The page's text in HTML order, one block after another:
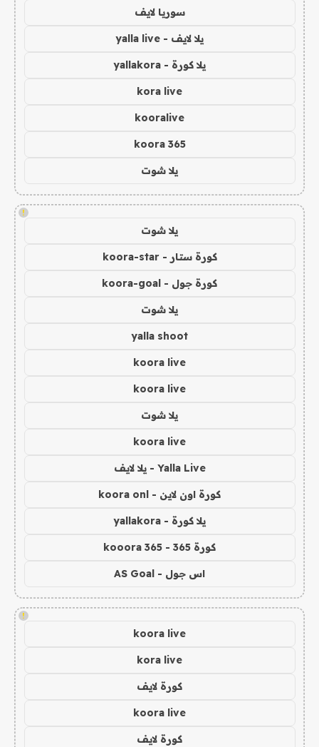
سوريا لايف
يلا لايف - yalla live
يلا كورة - yallakora
kora live
kooralive
koora 365
يلا شوت
!
يلا شوت
كورة ستار - koora-star
كورة جول - koora-goal
يلا شوت
yalla shoot
koora live
koora live
يلا شوت
koora live
Yalla Live - يلا لايف
كورة اون لاين - koora onl
يلا كورة - yallakora
كورة 365 - kooora 365
اس جول - AS Goal
!
koora live
kora live
كورة لايف
koora live
كورة لايف